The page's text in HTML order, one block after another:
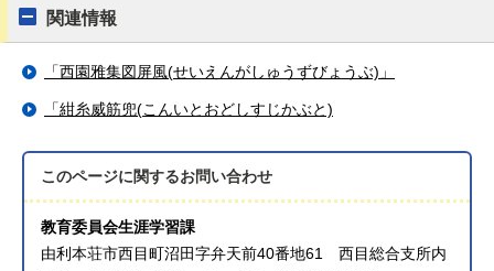
関連情報
「西園雅集図屏風(せいえんがしゅうずびょうぶ)」
「紺糸威筋兜(こんいとおどしすじかぶと)
このページに関するお問い合わせ
教育委員会生涯学習課
由利本荘市西目町沼田字弁天前40番地61 西目総合支所内